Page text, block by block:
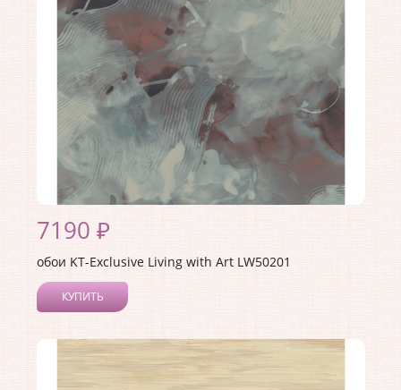
7190 ₽
обои KT-Exclusive Living with Art LW50201
КУПИТЬ
Коллекция:Living with Art
Длина рулона: 10
Ширина рулона:
0.52